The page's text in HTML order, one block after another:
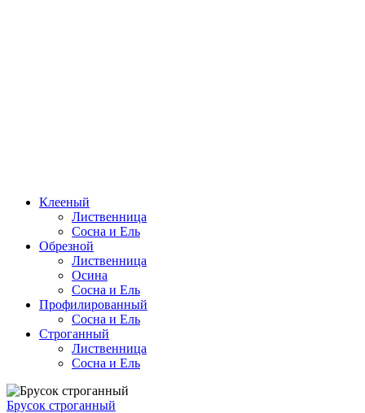
Клееный
Лиственница
Сосна и Ель
Обрезной
Лиственница
Осина
Сосна и Ель
Профилированный
Сосна и Ель
Строганный
Лиственница
Сосна и Ель
Брусок строганный